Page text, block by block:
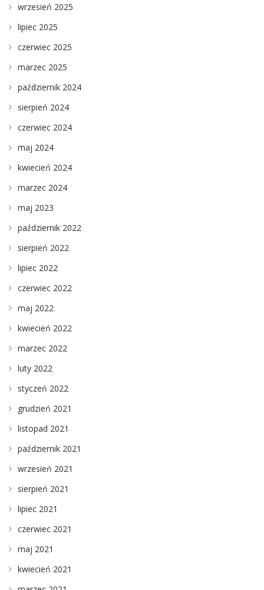
wrzesień 2025
lipiec 2025
czerwiec 2025
marzec 2025
październik 2024
sierpień 2024
czerwiec 2024
maj 2024
kwiecień 2024
marzec 2024
maj 2023
październik 2022
sierpień 2022
lipiec 2022
czerwiec 2022
maj 2022
kwiecień 2022
marzec 2022
luty 2022
styczeń 2022
grudzień 2021
listopad 2021
październik 2021
wrzesień 2021
sierpień 2021
lipiec 2021
czerwiec 2021
maj 2021
kwiecień 2021